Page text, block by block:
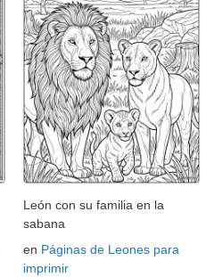
León con su familia en la
sabana
en Páginas de Leones para
imprimir